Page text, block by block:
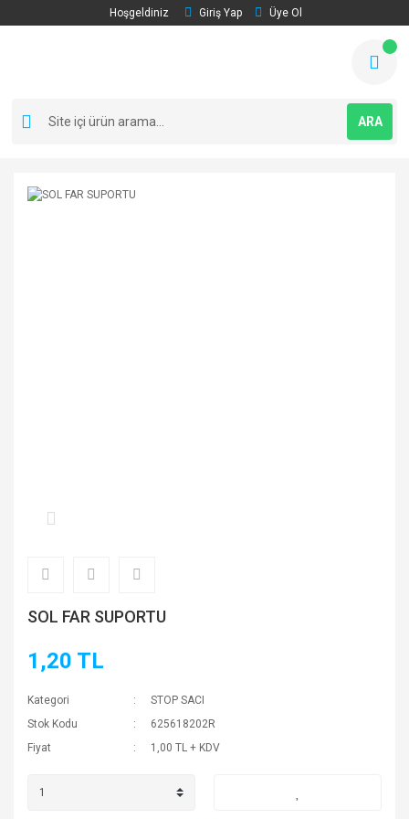
Hoşgeldiniz Giriş Yap Üye Ol
ARA
SOL FAR SUPORTU
1,20 TL
Kategori
STOP SACI
Stok Kodu
625618202R
Fiyat
1,00 TL + KDV